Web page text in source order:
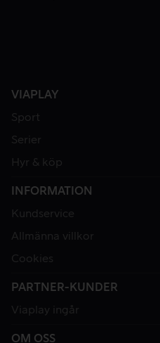
VIAPLAY
Sport
Serier
Hyr & köp
INFORMATION
Kundservice
Allmänna villkor
Cookies
PARTNER-KUNDER
Viaplay ingår
OM OSS